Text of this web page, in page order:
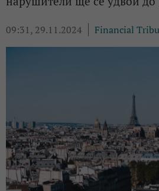
09:31, 29.11.2024 Financial